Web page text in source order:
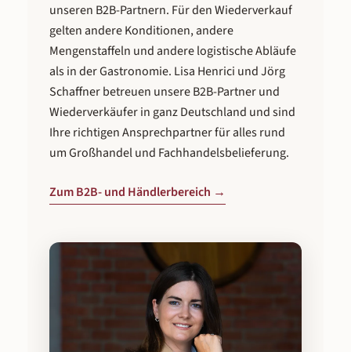
unseren B2B-Partnern. Für den Wiederverkauf
gelten andere Konditionen, andere
Mengenstaffeln und andere logistische Abläufe
als in der Gastronomie. Lisa Henrici und Jörg
Schaffner betreuen unsere B2B-Partner und
Wiederverkäufer in ganz Deutschland und sind
Ihre richtigen Ansprechpartner für alles rund
um Großhandel und Fachhandelsbelieferung.
Zum B2B- und Händlerbereich →